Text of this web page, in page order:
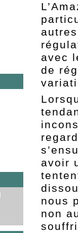
avec
de
avoir
nous
non